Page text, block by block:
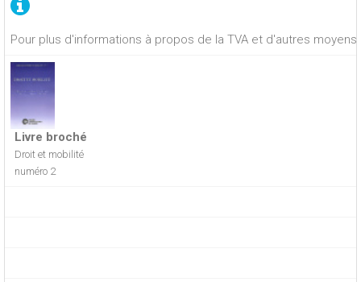
Pour plus d'informations à propos de la TVA et d'autres
Livre broché
Droit et mobilité
numéro 2